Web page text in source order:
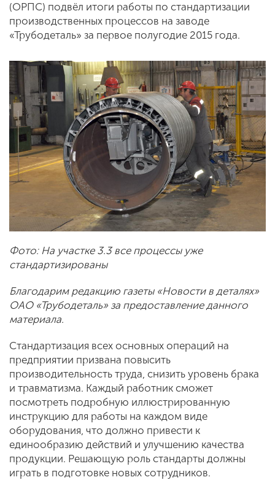
(ОРПС) подвёл итоги работы по стандартизации
производственных процессов на заводе
«Трубодеталь» за первое полугодие 2015 года.
Фото: На участке 3.3 все процессы уже
стандартизированы
Благодарим редакцию газеты «Новости в деталях»
ОАО «Трубодеталь» за предоставление данного
материала.
Стандартизация всех основных операций на
предприятии призвана повысить
производительность труда, снизить уровень брака
и травматизма. Каждый работник сможет
посмотреть подробную иллюстрированную
инструкцию для работы на каждом виде
оборудования, что должно привести к
единообразию действий и улучшению качества
продукции. Решающую роль стандарты должны
играть в подготовке новых сотрудников.